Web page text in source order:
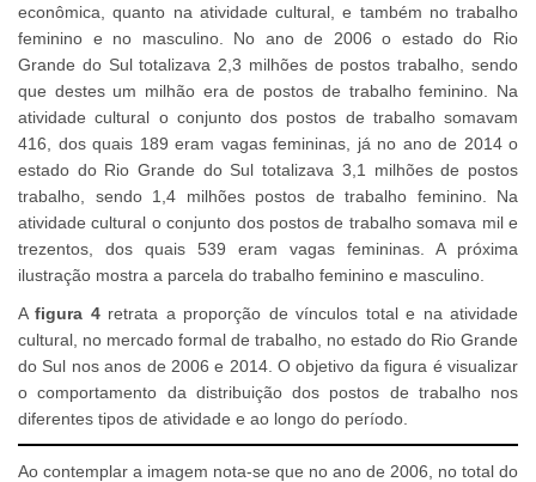
econômica, quanto na atividade cultural, e também no trabalho
feminino e no masculino. No ano de 2006 o estado do Rio
Grande do Sul totalizava 2,3 milhões de postos trabalho, sendo
que destes um milhão era de postos de trabalho feminino. Na
atividade cultural o conjunto dos postos de trabalho somavam
416, dos quais 189 eram vagas femininas, já no ano de 2014 o
estado do Rio Grande do Sul totalizava 3,1 milhões de postos
trabalho, sendo 1,4 milhões postos de trabalho feminino. Na
atividade cultural o conjunto dos postos de trabalho somava mil e
trezentos, dos quais 539 eram vagas femininas. A próxima
ilustração mostra a parcela do trabalho feminino e masculino.
Afigura 4retrata a proporção de vínculos total e na atividade
cultural, no mercado formal de trabalho, no estado do Rio Grande
do Sul nos anos de 2006 e 2014. O objetivo da figura é visualizar
o comportamento da distribuição dos postos de trabalho nos
diferentes tipos de atividade e ao longo do período.
Ao contemplar a imagem nota-se que no ano de 2006, no total do